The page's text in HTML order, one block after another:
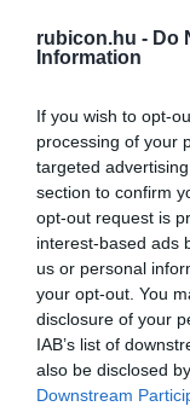
rubicon.hu - Do
Information
If you wish to opt-
processing of your
targeted
section to confirm
opt-out request is
interest-based ads
us or personal
your opt-out. You
disclosure of your
IAB’s list of
also be disclosed
Downstream
A James-fiúk
lépett színre
alapította detektív
detektívek nem
idegeneknek
volt, hogyan
tagjai. Hamarosan
farmjának
bekerítették a
feltételezték, hogy
Bedobtak az